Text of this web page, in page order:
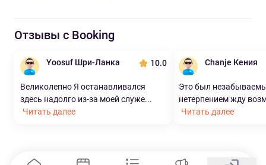
Отзывы с Booking
Yoosuf Шри-Ланка 10.0
Великолепно Я останавливался
здесь надолго из-за моей служе...
Читать далее
Chanje Кения
Это был
нетерпением жду
Читать далее